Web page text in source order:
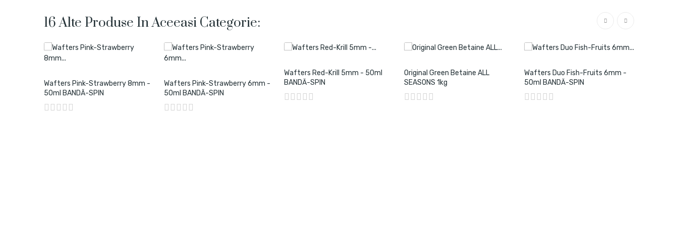
16 Alte Produse In Aceeasi Categorie:
Wafters Pink-Strawberry 8mm -
50ml BANDĂ-SPIN
Wafters Pink-Strawberry 6mm -
50ml BANDĂ-SPIN
Wafters Red-Krill 5mm - 50ml
BANDĂ-SPIN
Original Green Betaine ALL
SEASONS 1kg
Wafters Duo Fish-Fruits 6mm -
50ml BANDĂ-SPIN